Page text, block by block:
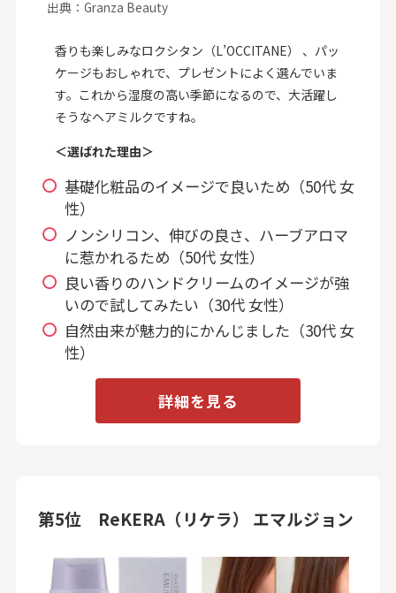
出典：Granza Beauty
香りも楽しみなロクシタン（L’OCCITANE） 、パッ
ケージもおしゃれで、プレゼントによく選んでいま
す。これから湿度の高い季節になるので、大活躍し
そうなヘアミルクですね。
＜選ばれた理由＞
基礎化粧品のイメージで良いため（50代 女
性）
ノンシリコン、伸びの良さ、ハーブアロマ
に惹かれるため（50代 女性）
良い香りのハンドクリームのイメージが強
いので試してみたい（30代 女性）
自然由来が魅力的にかんじました（30代 女
性）
詳細を見る
第5位 ReKERA（リケラ） エマルジョン